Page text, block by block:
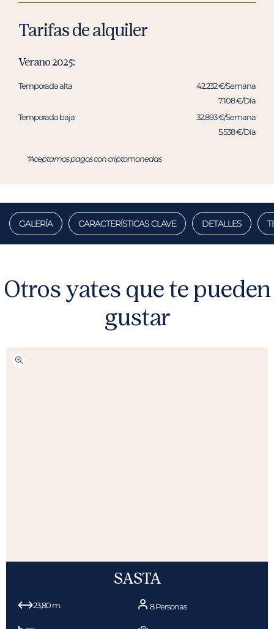
Tarifas de alquiler
Verano 2025:
Temporada alta
42.232 €/Semana
7.108 €/Día
Temporada baja
32.893 €/Semana
5.538 €/Día
*Aceptamos pagos con criptomonedas
GALERÍA CARACTERÍSTICAS CLAVE DETALLES
Otros yates que te pueden
gustar
SASTA
23,80 m. 8 Personas